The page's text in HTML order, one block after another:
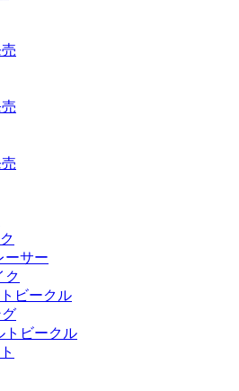
ーサー
ク
ビークル
グ
トビークル